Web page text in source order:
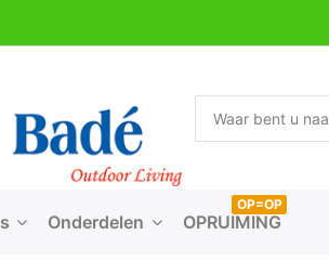
Onderdelen OPRUIMING
OP=OP